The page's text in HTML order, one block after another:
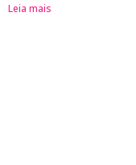
Leia mais